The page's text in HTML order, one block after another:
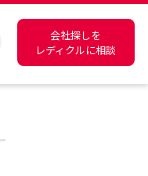
会社探しを
レディクルに相談